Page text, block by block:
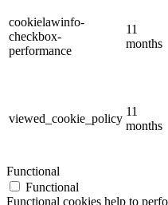
cookielawinfo-
checkbox-
performance
11
months
viewed_cookie_policy
11
months
Functional
Functional
Functional cookies help to